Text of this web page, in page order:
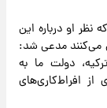
نظر او درباره این
می‌کنند مدعی شد:
دولت ما به
از افراط‌کاری‌های